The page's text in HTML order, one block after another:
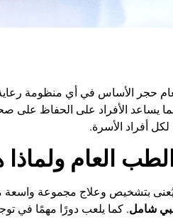
حجر الأساس في أي منظومة رعاية
يساعد الأفراد على الحفاظ على
أفراد الأسرة.
العام
بتشخيص وعلاج مجموعة واسعة من
شامل. كما يلعب دورًا مهمًا في